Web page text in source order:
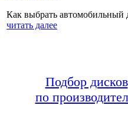
Как выбрать автомобильный
читать далее
Подбор дисков
по